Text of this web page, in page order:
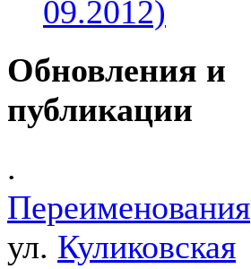
09.2012)
Обновления и
публикации
.
Переименования
ул. Куликовская